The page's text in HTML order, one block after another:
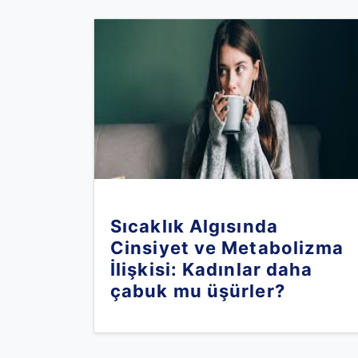
Sıcaklık Algısında
Cinsiyet ve Metabolizma
İlişkisi: Kadınlar daha
çabuk mu üşürler?